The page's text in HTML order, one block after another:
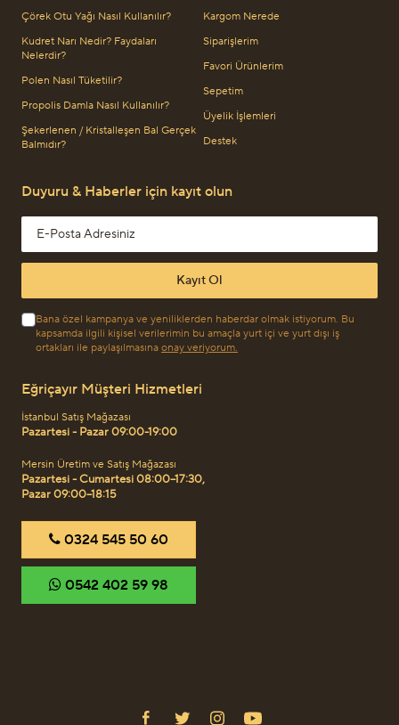
Çörek Otu Yağı Nasıl Kullanılır?
Kudret Narı Nedir? Faydaları
Nelerdir?
Polen Nasıl Tüketilir?
Propolis Damla Nasıl Kullanılır?
Şekerlenen / Kristalleşen Bal Gerçek
Balmıdır?
Kargom Nerede
Siparişlerim
Favori Ürünlerim
Sepetim
Üyelik İşlemleri
Destek
Duyuru & Haberler için kayıt olun
Email address
Kayıt Ol
Bana özel kampanya ve yeniliklerden haberdar olmak istiyorum. Bu
kapsamda ilgili kişisel verilerimin bu amaçla yurt içi ve yurt dışı iş
ortakları ile paylaşılmasına onay veriyorum.
Eğriçayır Müşteri Hizmetleri
İstanbul Satış Mağazası
Pazartesi - Pazar 09:00-19:00
Mersin Üretim ve Satış Mağazası
Pazartesi - Cumartesi 08:00–17:30,
Pazar 09:00–18:15
‎0324 545 50 60
‎0542 402 59 98